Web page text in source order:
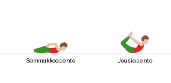
Sammakkoasento Jousiasento